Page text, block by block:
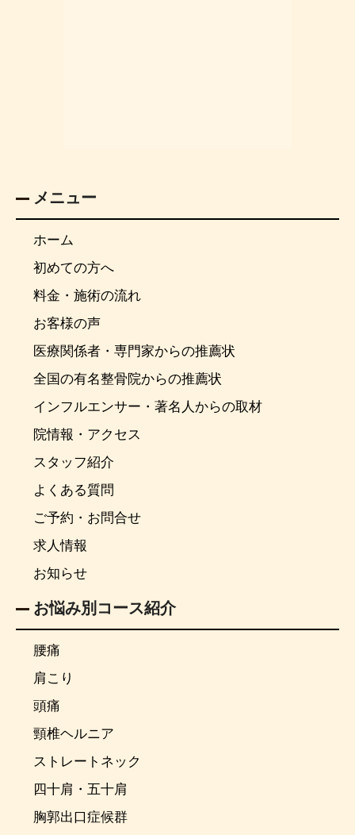
メニュー
ホーム
初めての方へ
料金・施術の流れ
お客様の声
医療関係者・専門家からの推薦状
全国の有名整骨院からの推薦状
インフルエンサー・著名人からの取材
院情報・アクセス
スタッフ紹介
よくある質問
ご予約・お問合せ
求人情報
お知らせ
お悩み別コース紹介
腰痛
肩こり
頭痛
頸椎ヘルニア
ストレートネック
四十肩・五十肩
胸郭出口症候群